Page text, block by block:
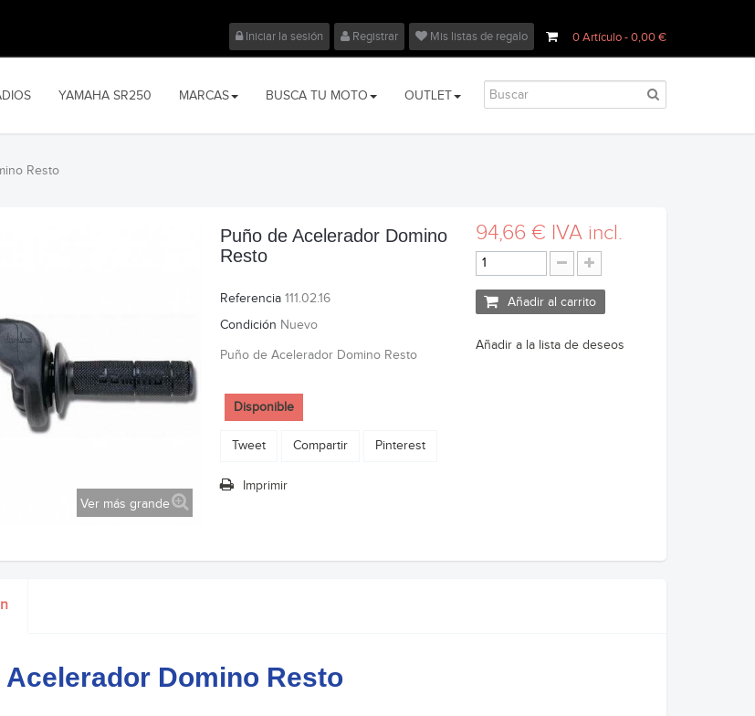
0Artículo- 0,00 €
Iniciar la sesión Registrar Mis listas de regalo
YAMAHA SR250 MARCAS BUSCA TU MOTO OUTLET
Resto
Ver más grande
Puño de Acelerador Domino
Resto
Referencia 111.02.16
Condición Nuevo
Puño de Acelerador Domino Resto
Disponible
Tweet Compartir Pinterest
Imprimir
94,66 € IVA incl.
Añadir al carrito
Añadir a la lista de deseos
Acelerador Domino Resto